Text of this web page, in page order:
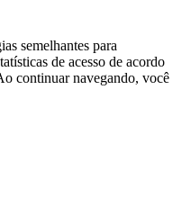
semelhantes para
de acesso de acordo
continuar navegando, você